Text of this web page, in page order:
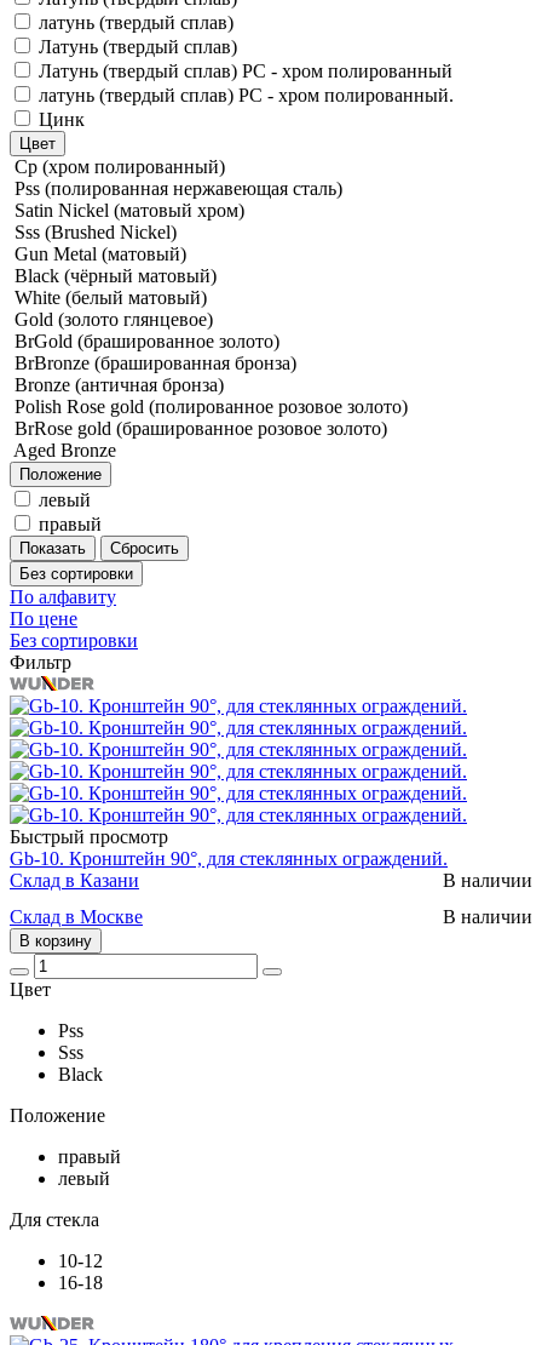
латунь (твердый сплав)
Латунь (твердый сплав)
Латунь (твердый сплав) PC - хром полированный
латунь (твердый сплав) PC - хром полированный.
Цинк
Цвет
Cp (хром полированный)
Pss (полированная нержавеющая сталь)
Satin Nickel (матовый хром)
Sss (Brushed Nickel)
Gun Metal (матовый)
Black (чёрный матовый)
White (белый матовый)
Gold (золото глянцевое)
BrGold (брашированное золото)
BrBronze (брашированная бронза)
Bronze (античная бронза)
Polish Rose gold (полированное розовое золото)
BrRose gold (брашированное розовое золото)
Aged Bronze
Положение
левый
правый
Без сортировки
По алфавиту
По цене
Без сортировки
Фильтр
Быстрый просмотр
Gb-10. Кронштейн 90°, для стеклянных ограждений.
Склад в Казани
В наличии
Склад в Москве
В наличии
В корзину
Цвет
Pss
Sss
Black
Положение
правый
левый
Для стекла
10-12
16-18